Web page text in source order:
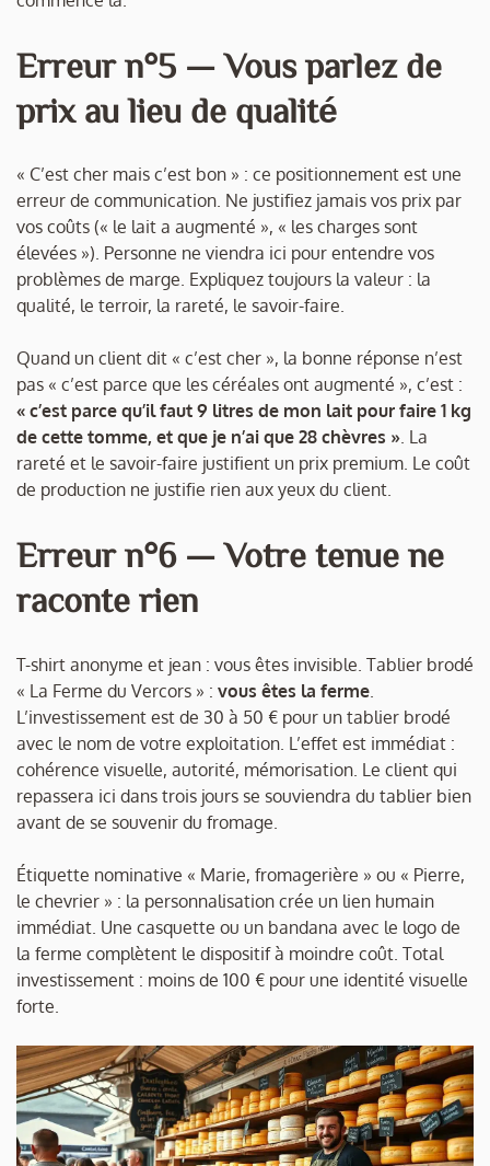
Erreur n°5 — Vous parlez de
prix au lieu de qualité
« C’est cher mais c’est bon » : ce positionnement est une
erreur de communication. Ne justifiez jamais vos prix par
vos coûts (« le lait a augmenté », « les charges sont
élevées »). Personne ne viendra ici pour entendre vos
problèmes de marge. Expliquez toujours la valeur : la
qualité, le terroir, la rareté, le savoir-faire.
Quand un client dit « c’est cher », la bonne réponse n’est
pas « c’est parce que les céréales ont augmenté », c’est :
« c’est parce qu’il faut 9 litres de mon lait pour faire 1 kg
de cette tomme, et que je n’ai que 28 chèvres ». La
rareté et le savoir-faire justifient un prix premium. Le coût
de production ne justifie rien aux yeux du client.
Erreur n°6 — Votre tenue ne
raconte rien
T-shirt anonyme et jean : vous êtes invisible. Tablier brodé
« La Ferme du Vercors » : vous êtes la ferme
L’investissement est de 30 à 50 € pour un tablier brodé
avec le nom de votre exploitation. L’effet est immédiat :
cohérence visuelle, autorité, mémorisation. Le client qui
repassera ici dans trois jours se souviendra du tablier bien
avant de se souvenir du fromage.
Étiquette nominative « Marie, fromagerière » ou « Pierre,
le chevrier » : la personnalisation crée un lien humain
immédiat. Une casquette ou un bandana avec le logo de
la ferme complètent le dispositif à moindre coût. Total
investissement : moins de 100 € pour une identité visuelle
forte.